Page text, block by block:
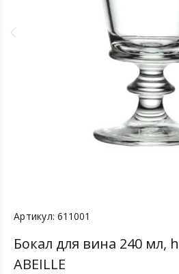
Артикул: 611001
Бокал для вина 240 мл,
ABEILLE